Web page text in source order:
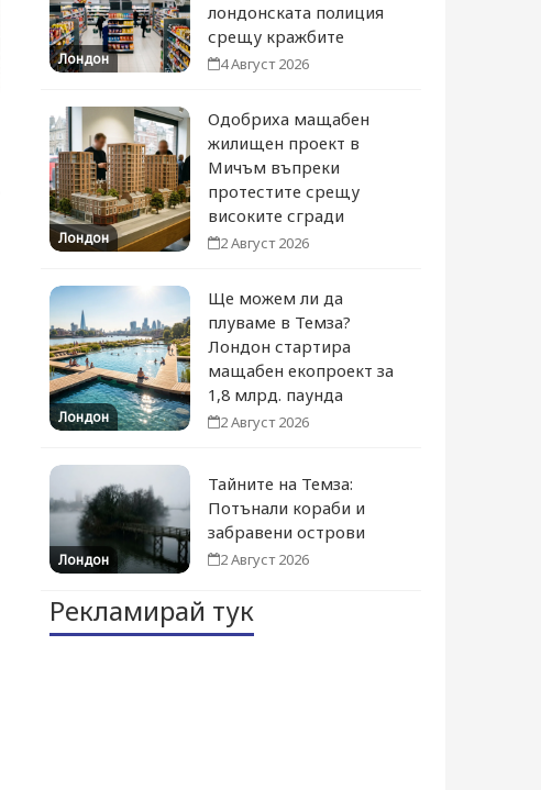
Лондон
лондонската полиция
срещу кражбите
4 Август 2026
Лондон
Одобриха мащабен
жилищен проект в
Мичъм въпреки
протестите срещу
високите сгради
2 Август 2026
Лондон
Ще можем ли да
плуваме в Темза?
Лондон стартира
мащабен екопроект за
1,8 млрд. паунда
2 Август 2026
Лондон
Тайните на Темза:
Потънали кораби и
забравени острови
2 Август 2026
Рекламирай тук